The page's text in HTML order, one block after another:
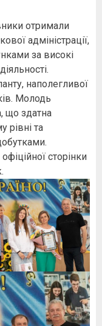
отримали
адміністрації,
за високі
наполегливої
Молодь
що здатна
рівні та
сторінки